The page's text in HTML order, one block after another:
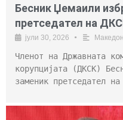
Бесник Џемаили
претседател на
јули 30, 2026 •
Членот на Државната
корупцијата (ДКСК)
заменик претседател